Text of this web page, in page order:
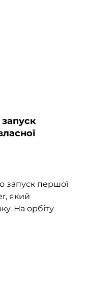
запуск першої
який
На орбіту